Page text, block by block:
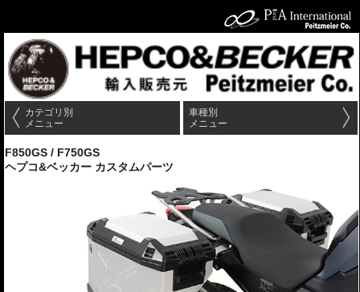
カテゴリ別
メニュー
車種別
メニュー
F850GS / F750GS
ヘプコ&ベッカー カスタムパーツ